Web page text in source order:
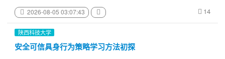
2026-08-05 03:07:43 14
陕西科技大学
安全可信具身行为策略学习方法初探